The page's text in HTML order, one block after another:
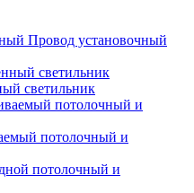
Провод установочный
светильник
потолочный и